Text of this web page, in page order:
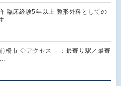
臨床経験5年以上 整形外科としての
市 ◇アクセス ：最寄り駅／最寄